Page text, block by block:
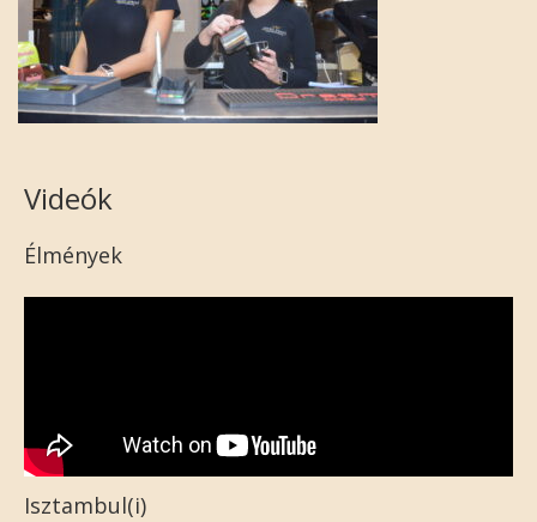
Videók
Élmények
Isztambul(i)